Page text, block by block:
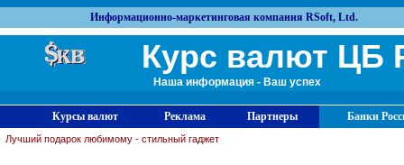
Информационно-маркетинговая компания RSoft, Ltd.
Курс валют ЦБ
Наша информация - Ваш успех
Курсы валют Реклама Партнеры Банки
Лучший подарок любимому - стильный гаджет